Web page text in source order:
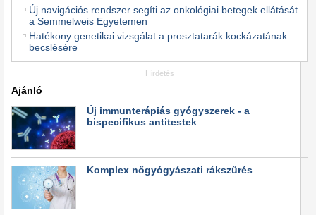
Új navigációs rendszer segíti az onkológiai betegek ellátását
a Semmelweis Egyetemen
Hatékony genetikai vizsgálat a prosztatarák kockázatának
becslésére
Hirdetés
Ajánló
Új immunterápiás gyógyszerek - a
bispecifikus antitestek
Komplex nőgyógyászati rákszűrés